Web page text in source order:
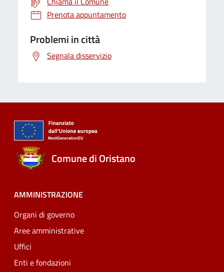
Prenota appuntamento
Problemi in città
Segnala disservizio
Comune di Oristano
AMMINISTRAZIONE
Organi di governo
Aree amministrative
Uffici
Enti e fondazioni